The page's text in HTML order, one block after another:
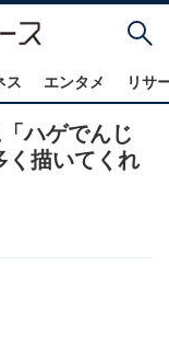
ス エンタメ リサ
ハゲでんじ
く描いてくれ